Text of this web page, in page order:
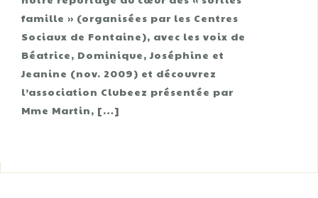
famille » (organisées par les Centres
Sociaux de Fontaine), avec les voix de
Béatrice, Dominique, Joséphine et
Jeanine (nov. 2009) et découvrez
l’association Clubeez présentée par
Mme Martin, […]